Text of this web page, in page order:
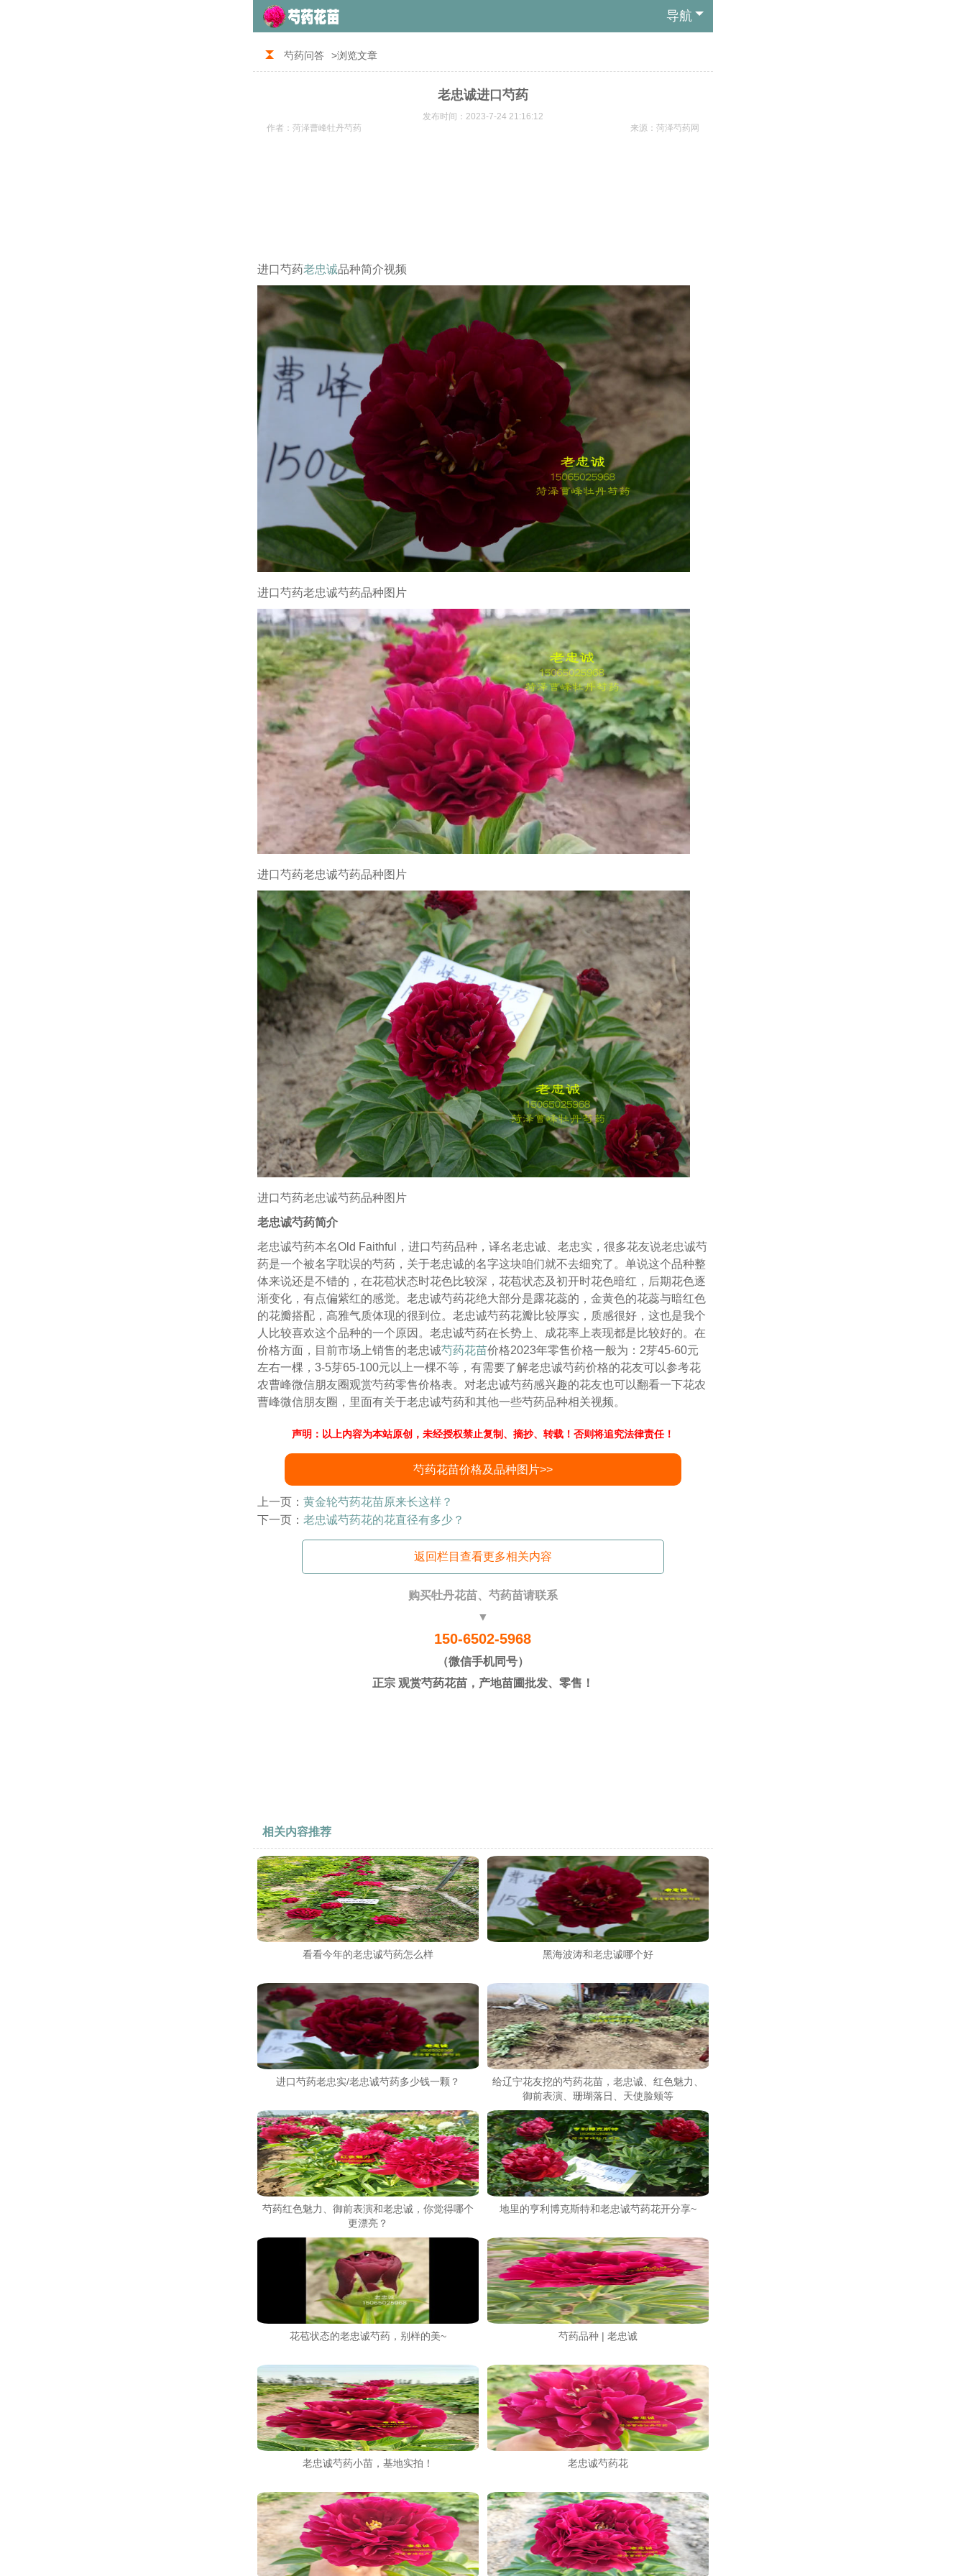
导航
芍药问答 >浏览文章
老忠诚进口芍药
发布时间：2023-7-24 21:16:12
来源：菏泽芍药网
作者：菏泽曹峰牡丹芍药
进口芍药老忠诚品种简介视频
进口芍药老忠诚芍药品种图片
进口芍药老忠诚芍药品种图片
进口芍药老忠诚芍药品种图片
老忠诚芍药简介
老忠诚芍药本名Old Faithful，进口芍药品种，译名老忠诚、老忠实，很多花友说老忠诚芍
药是一个被名字耽误的芍药，关于老忠诚的名字这块咱们就不去细究了。单说这个品种整
体来说还是不错的，在花苞状态时花色比较深，花苞状态及初开时花色暗红，后期花色逐
渐变化，有点偏紫红的感觉。老忠诚芍药花绝大部分是露花蕊的，金黄色的花蕊与暗红色
的花瓣搭配，高雅气质体现的很到位。老忠诚芍药花瓣比较厚实，质感很好，这也是我个
人比较喜欢这个品种的一个原因。老忠诚芍药在长势上、成花率上表现都是比较好的。在
价格方面，目前市场上销售的老忠诚芍药花苗价格2023年零售价格一般为：2芽45-60元
左右一棵，3-5芽65-100元以上一棵不等，有需要了解老忠诚芍药价格的花友可以参考花
农曹峰微信朋友圈观赏芍药零售价格表。对老忠诚芍药感兴趣的花友也可以翻看一下花农
曹峰微信朋友圈，里面有关于老忠诚芍药和其他一些芍药品种相关视频。
声明：以上内容为本站原创，未经授权禁止复制、摘抄、转载！否则将追究法律责任！
芍药花苗价格及品种图片>>
上一页：黄金轮芍药花苗原来长这样？
下一页：老忠诚芍药花的花直径有多少？
返回栏目查看更多相关内容
购买牡丹花苗、芍药苗请联系
▼
150-6502-5968
（微信手机同号）
正宗 观赏芍药花苗，产地苗圃批发、零售！
相关内容推荐
看看今年的老忠诚芍药怎么样 黑海波涛和老忠诚哪个好
​进口芍药老忠实/老忠诚芍药多少钱一颗？
给辽宁花友挖的芍药花苗，老忠诚、红色魅力、
御前表演、珊瑚落日、天使脸颊等
芍药红色魅力、御前表演和老忠诚，你觉得哪个
更漂亮？
地里的亨利博克斯特和老忠诚芍药花开分享~
花苞状态的老忠诚芍药，别样的美~ 芍药品种 | 老忠诚
老忠诚芍药小苗，基地实拍！ 老忠诚芍药花